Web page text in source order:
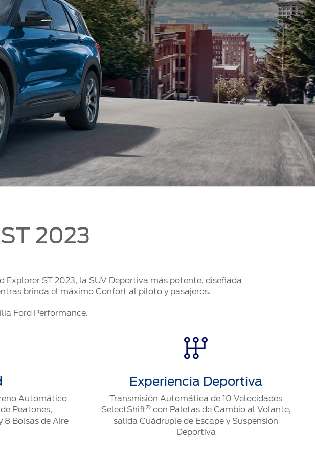
2023
Explorer ST 2023, la SUV Deportiva más potente, diseñada
brinda el máximo Confort al piloto y pasajeros.
Ford Performance.
Automático
Peatones,
8 Bolsas de Aire
Experiencia Deportiva
Transmisión Automática de 10 Velocidades
SelectShift®con Paletas de Cambio al Volante,
salida Cuádruple de Escape y Suspensión
Deportiva